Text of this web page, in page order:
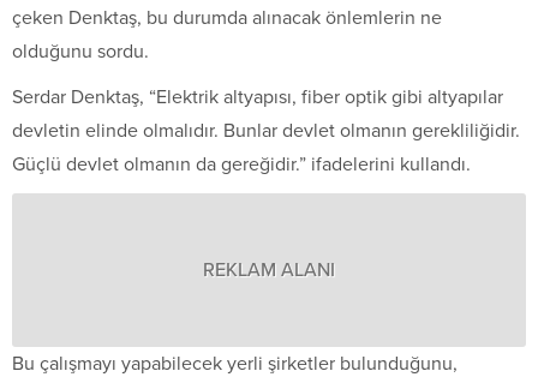
çeken Denktaş, bu durumda alınacak önlemlerin ne
olduğunu sordu.
Serdar Denktaş, “Elektrik altyapısı, fiber optik gibi altyapılar
devletin elinde olmalıdır. Bunlar devlet olmanın gerekliliğidir.
Güçlü devlet olmanın da gereğidir.” ifadelerini kullandı.
REKLAM ALANI
Bu çalışmayı yapabilecek yerli şirketler bulunduğunu,